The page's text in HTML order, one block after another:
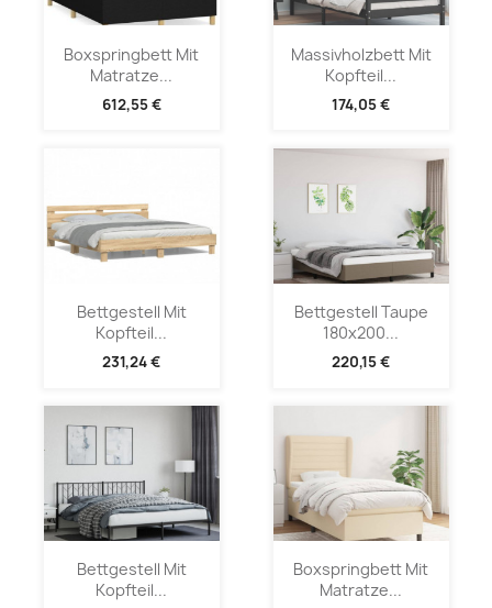
Boxspringbett Mit
Matratze...
612,55 €
Massivholzbett Mit
Kopfteil...
174,05 €
Bettgestell Mit
Kopfteil...
231,24 €
Bettgestell Taupe
180x200...
220,15 €
Bettgestell Mit
Kopfteil...
Boxspringbett Mit
Matratze...